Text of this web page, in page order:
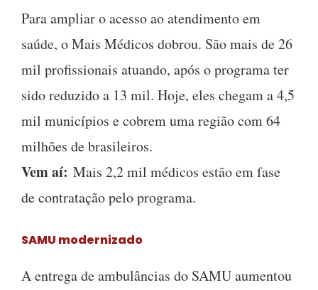
Para ampliar o acesso ao atendimento em
saúde, o Mais Médicos dobrou. São mais de 26
mil profissionais atuando, após o programa ter
sido reduzido a 13 mil. Hoje, eles chegam a 4,5
mil municípios e cobrem uma região com 64
milhões de brasileiros.
Vem aí: Mais 2,2 mil médicos estão em fase
de contratação pelo programa.
SAMU modernizado
A entrega de ambulâncias do SAMU aumentou